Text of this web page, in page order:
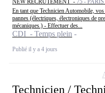
NEW RECRUTEMENT - 75 -
En tant que Technicien Automobile,
pannes (électriques, électroniques de
mécaniques.) - Effectuer des...
CDI - Temps plein
Publié il y a 4 jours
Technicien /